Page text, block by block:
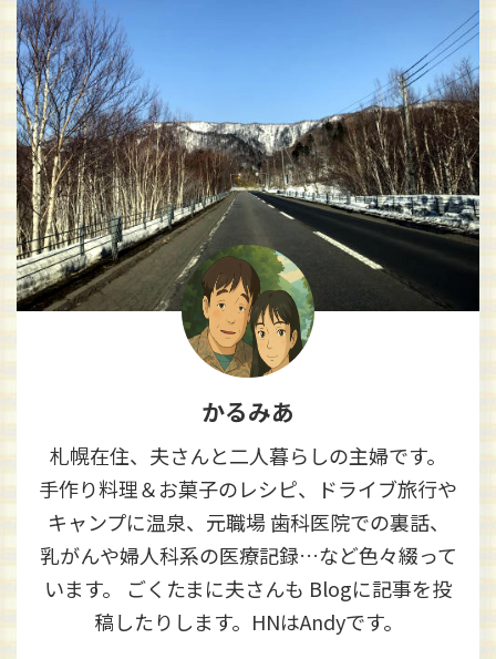
かるみあ
札幌在住、夫さんと二人暮らしの主婦です。
手作り料理＆お菓子のレシピ、ドライブ旅行や
キャンプに温泉、元職場 歯科医院での裏話、
乳がんや婦人科系の医療記録…など色々綴って
います。 ごくたまに夫さんも Blogに記事を投
稿したりします。HNはAndyです。